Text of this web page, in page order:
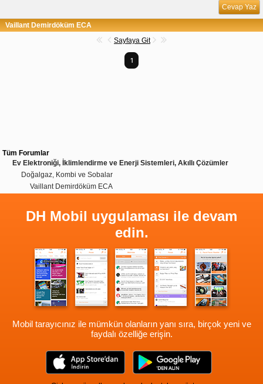
Cevap Yaz
Vaillant Demirdöküm ECA
Sayfaya Git
1
Tüm Forumlar
Ev Elektroniği, İklimlendirme ve Enerji Sistemleri, Akıllı Çözümler
Doğalgaz, Kombi ve Sobalar
Vaillant Demirdöküm ECA
DH Mobil uygulaması ile devam
edin.
Mobil tarayıcınız ile mümkün olanların yanı sıra, birçok yeni ve
faydalı özelliğe erişin.